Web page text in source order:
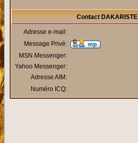
Contact DAKARISTE
Adresse e-mail:
Message Privé:
MSN Messenger:
Yahoo Messenger:
Adresse AIM:
Numéro ICQ: